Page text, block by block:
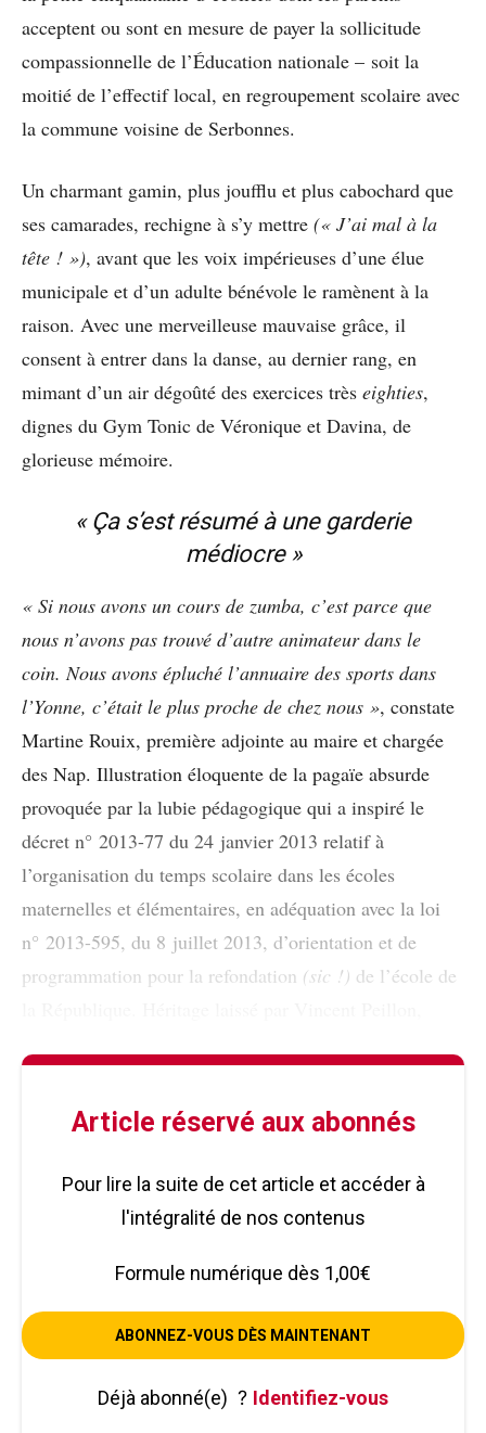
acceptent ou sont en mesure de payer la sollicitude
compassionnelle de l’Éducation nationale – soit la
moitié de l’effectif local, en regroupement scolaire avec
la commune voisine de Serbonnes.
Un charmant gamin, plus joufflu et plus cabochard que
ses camarades, rechigne à s’y mettre (« J’ai mal à la
tête ! »), avant que les voix impérieuses d’une élue
municipale et d’un adulte bénévole le ramènent à la
raison. Avec une merveilleuse mauvaise grâce, il
consent à entrer dans la danse, au dernier rang, en
mimant d’un air dégoûté des exercices très eighties,
dignes du Gym Tonic de Véronique et Davina, de
glorieuse mémoire.
« Ça s’est résumé à une garderie
médiocre »
« Si nous avons un cours de zumba, c’est parce que
nous n’avons pas trouvé d’autre animateur dans le
coin. Nous avons épluché l’annuaire des sports dans
l’Yonne, c’était le plus proche de chez nous », constate
Martine Rouix, première adjointe au maire et chargée
des Nap. Illustration éloquente de la pagaïe absurde
provoquée par la lubie pédagogique qui a inspiré le
décret n° 2013-77 du 24 janvier 2013 relatif à
l’organisation du temps scolaire dans les écoles
maternelles et élémentaires, en adéquation avec la loi
n° 2013-595, du 8 juillet 2013, d’orientation et de
programmation pour la refondation (sic !) de l’école de
Article réservé aux abonnés
Pour lire la suite de cet article et accéder à
l'intégralité de nos contenus
Formule numérique dès 1,00€
ABONNEZ-VOUS DÈS MAINTENANT
Déjà abonné(e) ? Identifiez-vous